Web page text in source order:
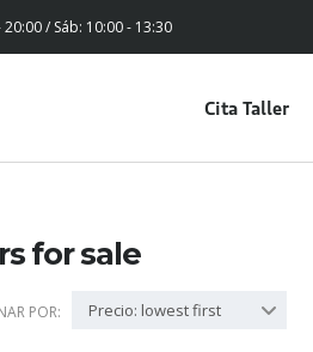
20:00 / Sáb: 10:00 - 13:30
Cita Taller
for sale
POR: Precio: lowest first